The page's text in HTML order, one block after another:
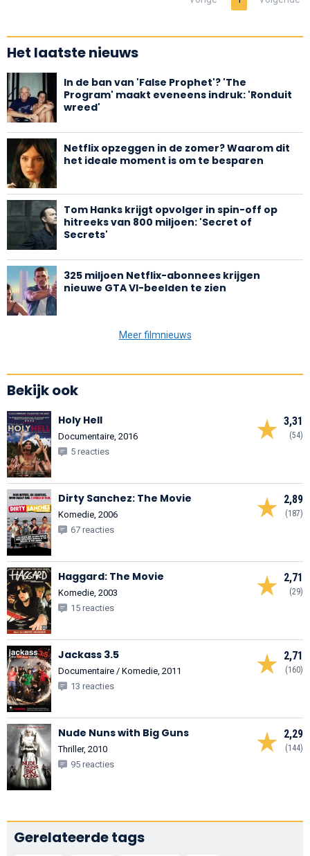
Het laatste nieuws
In de ban van 'False Prophet'? 'The
Program' maakt eveneens indruk: 'Ronduit
wreed'
Netflix opzeggen in de zomer? Waarom dit
het ideale moment is om te besparen
Tom Hanks krijgt opvolger in spin-off op
hitreeks van 800 miljoen: 'Secret of
Secrets'
325 miljoen Netflix-abonnees krijgen
nieuwe GTA VI-beelden te zien
Meer filmnieuws
Bekijk ook
3,31
(54)
Holy Hell
Documentaire, 2016
5 reacties
2,89
(187)
Dirty Sanchez: The Movie
Komedie, 2006
67 reacties
2,71
(29)
Haggard: The Movie
Komedie, 2003
15 reacties
2,71
(160)
Jackass 3.5
Documentaire / Komedie, 2011
13 reacties
2,29
(144)
Nude Nuns with Big Guns
Thriller, 2010
95 reacties
Gerelateerde tags